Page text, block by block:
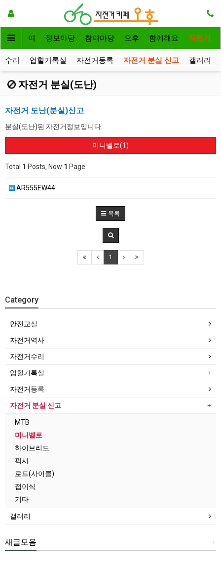
전거대여 정보마당 참여마당 오후 함께해요 자전거
수리 업힐기록실 자전거등록 자전거 분실 신고 갤러리
자전거 분실(도난)
자전거 도난(분실)신고
분실(도난)된 자전거정보입니다.
미니벨로(1)
Total 1 Posts, Now 1 Page
AR555EW44
목록
1
Category
안전교실
자전거역사
자전거수리
업힐기록실
자전거등록
자전거 분실 신고
MTB
미니벨로
하이브리드
픽시
로드(사이클)
접이식
기타
갤러리
+
새글모음